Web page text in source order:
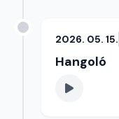
2026. 05. 15.
Hangoló